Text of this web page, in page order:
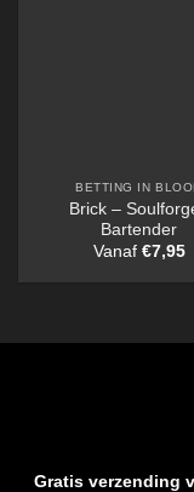
BETTING IN
Brick –
Bartender
Vanaf €7,95
Gratis verzending